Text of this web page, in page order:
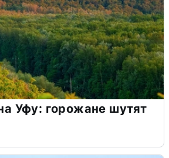
Уфу: горожане шутят